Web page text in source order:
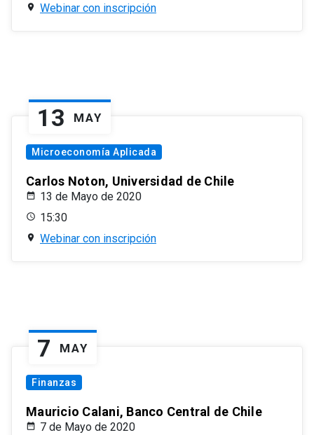
Webinar con inscripción
13 MAY
Microeconomía Aplicada
Carlos Noton, Universidad de Chile
13 de Mayo de 2020
15:30
Webinar con inscripción
7 MAY
Finanzas
Mauricio Calani, Banco Central de Chile
7 de Mayo de 2020